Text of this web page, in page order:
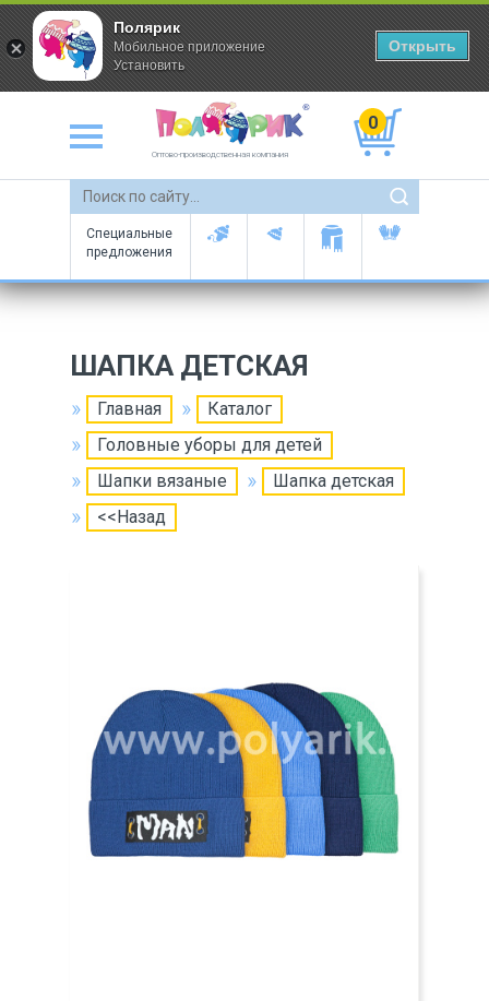
Оптово-производственная компания
0
Специальные
предложения
ШАПКА ДЕТСКАЯ
Главная
Каталог
Головные уборы для детей
Шапки вязаные
Шапка детская
<<Назад
Полярик
Мобильное приложение
Установить
Открыть